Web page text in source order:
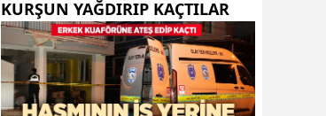
KURŞUN YAĞDIRIP KAÇTILAR